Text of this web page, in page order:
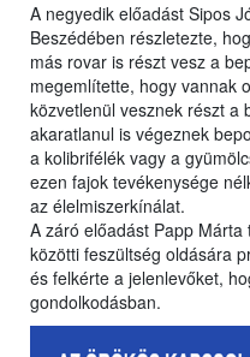
A negyedik előadást Sipos
Beszédében részletezte,
más rovar is részt vesz a
megemlítette, hogy vannak
közvetlenül vesznek részt a
akaratlanul is végeznek
a kolibrifélék vagy a
ezen fajok tevékenysége
az élelmiszerkínálat.
A záró előadást Papp
közötti feszültség oldására
és felkérte a jelenlevőket,
gondolkodásban.